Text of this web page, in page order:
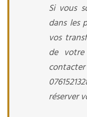
Si vous
dans les
vos
de
réserver